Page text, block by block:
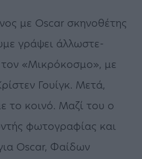
με Oscar σκηνοθέτης
γράψει άλλωστε-
τον «Μικρόκοσμο», με
Γουίγκ. Μετά,
το κοινό. Μαζί του ο
φωτογραφίας και
Oscar, Φαίδων